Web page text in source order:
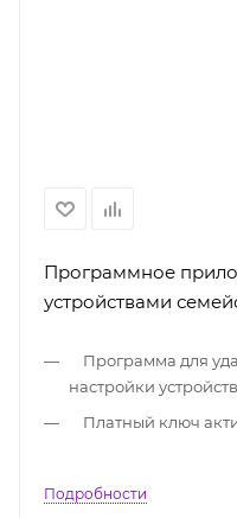
Программное
устройствами
Программа для
настройки
Платный ключ
Подробности